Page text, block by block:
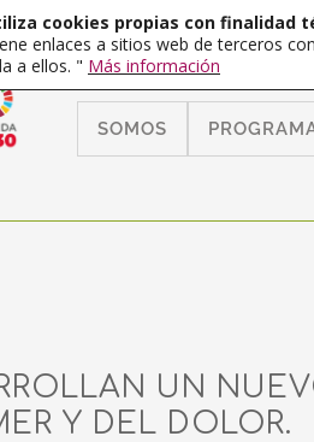
SOMOS
UN
Y DEL DOLOR.
cookies propias con finalidad
enlaces a sitios web de terceros
a ellos. " Más información